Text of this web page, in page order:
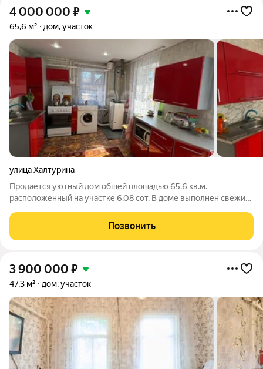
4 000 000 ₽
65,6 м² дом, участок
улица Халтурина
Продается уютный дом общей площадью 65.6 кв.м.
расположенный на участке 6.08 сот. В доме выполнен свежий
заведена в дом, два подпола для хранения овощей, выгребная
яма. Также имеется центральное
Позвонить
3 900 000 ₽
47,3 м² дом, участок